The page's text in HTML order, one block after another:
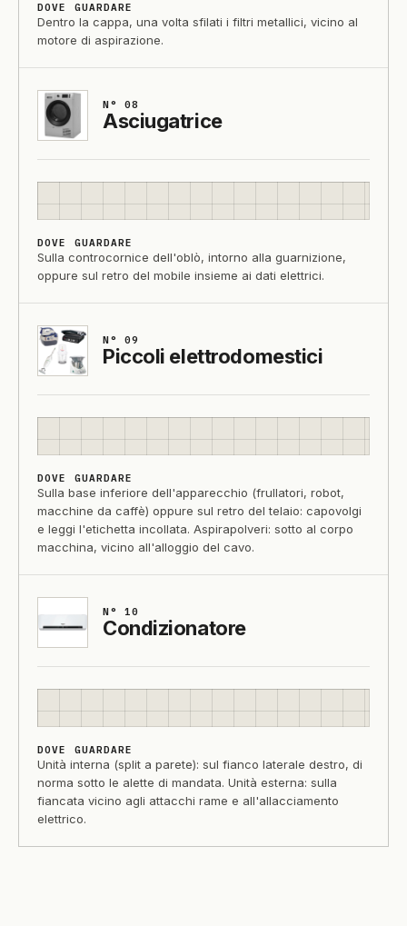
DOVE GUARDARE
Dentro la cappa, una volta sfilati i filtri metallici, vicino al
motore di aspirazione.
N° 08
Asciugatrice
DOVE GUARDARE
Sulla controcornice dell'oblò, intorno alla guarnizione,
oppure sul retro del mobile insieme ai dati elettrici.
N° 09
Piccoli elettrodomestici
DOVE GUARDARE
Sulla base inferiore dell'apparecchio (frullatori, robot,
macchine da caffè) oppure sul retro del telaio: capovolgi
e leggi l'etichetta incollata. Aspirapolveri: sotto al corpo
macchina, vicino all'alloggio del cavo.
N° 10
Condizionatore
DOVE GUARDARE
Unità interna (split a parete): sul fianco laterale destro, di
norma sotto le alette di mandata. Unità esterna: sulla
fiancata vicino agli attacchi rame e all'allacciamento
elettrico.